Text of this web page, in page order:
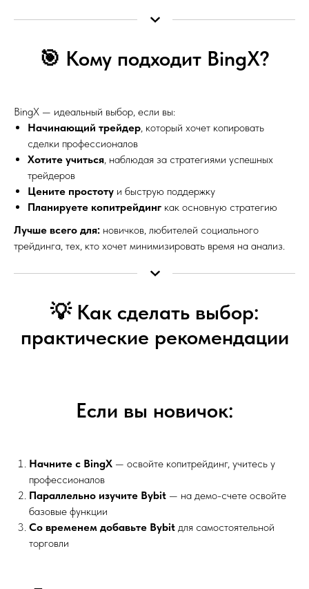
🎯 Кому подходит BingX?
BingX — идеальный выбор, если вы:
Начинающий трейдер, который хочет копировать
сделки профессионалов
Хотите учиться, наблюдая за стратегиями успешных
трейдеров
Цените простоту и быструю поддержку
Планируете копитрейдинг как основную стратегию
Лучше всего для: новичков, любителей социального
трейдинга, тех, кто хочет минимизировать время на анализ.
💡 Как сделать выбор:
практические рекомендации
Если вы новичок:
Начните с BingX — освойте копитрейдинг, учитесь у
профессионалов
Параллельно изучите Bybit — на демо-счете освойте
базовые функции
Со временем добавьте Bybit для самостоятельной
торговли